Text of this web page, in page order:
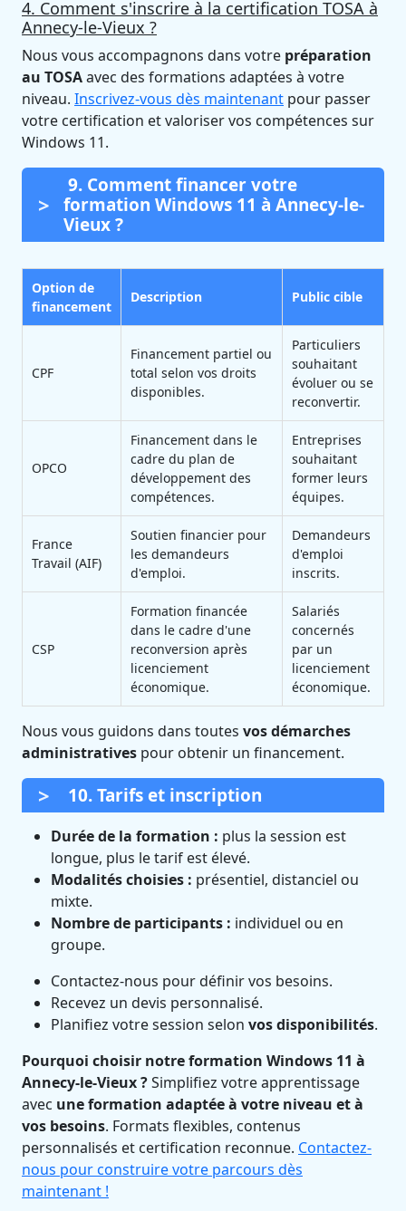
4. Comment s'inscrire à la certification TOSA à
Annecy-le-Vieux ?
Nous vous accompagnons dans votre préparation
au TOSAavec des formations adaptées à votre
niveau. Inscrivez-vous dès maintenant pour passer
votre certification et valoriser vos compétences sur
Windows 11.
9. Comment financer votre
formation Windows 11 à Annecy-le-
Vieux ?
Option de
financement
Description Public cible
CPF
Financement partiel ou
total selon vos droits
disponibles.
Particuliers
souhaitant
évoluer ou se
reconvertir.
OPCO
Financement dans le
cadre du plan de
développement des
compétences.
Entreprises
souhaitant
former leurs
équipes.
France
Travail (AIF)
Soutien financier pour
les demandeurs
d'emploi.
Demandeurs
d'emploi
inscrits.
CSP
Formation financée
dans le cadre d'une
reconversion après
licenciement
économique.
Salariés
concernés
par un
licenciement
économique.
Nous vous guidons dans toutes vos démarches
administratives pour obtenir un financement.
10. Tarifs et inscription
Durée de la formation : plus la session est
longue, plus le tarif est élevé.
Modalités choisies : présentiel, distanciel ou
mixte.
Nombre de participants : individuel ou en
groupe.
Contactez-nous pour définir vos besoins.
Recevez un devis personnalisé.
Planifiez votre session selon vos disponibilités.
Pourquoi choisir notre formation Windows 11 à
Annecy-le-Vieux ?Simplifiez votre apprentissage
avec une formation adaptée à votre niveau et à
vos besoins. Formats flexibles, contenus
personnalisés et certification reconnue. Contactez-
nous pour construire votre parcours dès
maintenant !